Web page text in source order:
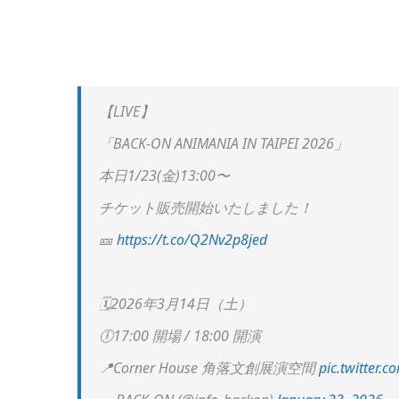
【LIVE】
「BACK-ON ANIMANIA IN TAIPEI 2026」
本日1/23(金)13:00〜
チケット販売開始いたしました！
🎫https://t.co/Q2Nv2p8jed
🗓️2026年3月14日（土）
🕕17:00 開場 / 18:00 開演
📍Corner House 角落文創展演空間